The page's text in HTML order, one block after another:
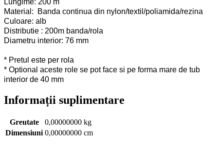
Material:
Banda continua din nylon/textil/poliamida/rezina
Culoare: alb
Distributie : 200m banda/rola
Diametru interior: 76 mm
* Pretul este per rola
* Optional aceste role se pot face si pe forma mare de tub
interior de 40 mm
Informații suplimentare
Greutate
0,00000000 kg
Dimensiuni 0,00000000 cm